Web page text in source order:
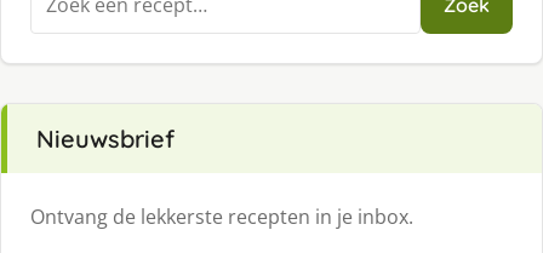
naar:
Zoek
Nieuwsbrief
Ontvang de lekkerste recepten in je inbox.